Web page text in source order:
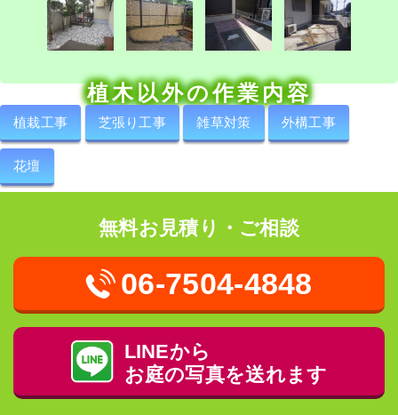
植木以外の作業内容
植栽工事 芝張り工事 雑草対策 外構工事
花壇
無料お見積り・ご相談
06-7504-4848
LINEから
お庭の写真を送れます